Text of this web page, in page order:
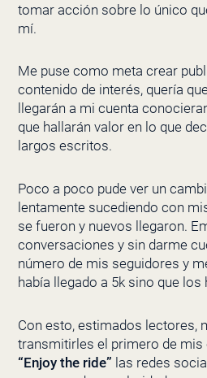
tomar acción sobre lo único
mí.
Me puse como meta crear
contenido de interés, quería
llegarán a mi cuenta
que hallarán valor en lo que
largos escritos.
Poco a poco pude ver un
lentamente sucediendo con
se fueron y nuevos llegaron.
conversaciones y sin darme
número de mis seguidores y
había llegado a 5k sino que los
Con esto, estimados lectores,
transmitirles el primero de mis
“Enjoy the ride” las redes